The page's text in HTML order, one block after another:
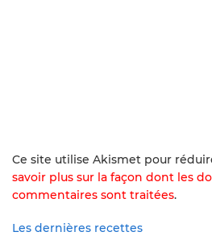
Ce site utilise Akismet pour
savoir plus sur la façon dont les
commentaires sont traitées.
Les dernières recettes